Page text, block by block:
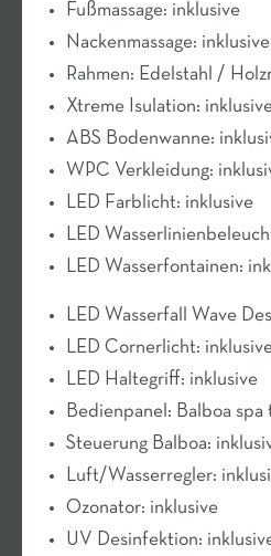
Fußmassage: inklusive
Nackenmassage: inklusive
Rahmen: Edelstahl /
Xtreme Isulation:
ABS Bodenwanne:
WPC Verkleidung:
LED Farblicht: inklusive
LED
LED Wasserfontainen:
LED Wasserfall Wave
LED Cornerlicht:
LED Haltegriff: inklusive
Bedienpanel: Balboa spa
Steuerung Balboa:
Luft/Wasserregler:
Ozonator: inklusive
UV Desinfektion: